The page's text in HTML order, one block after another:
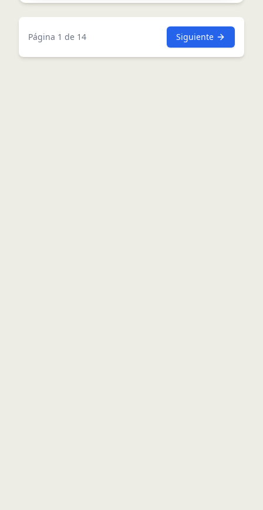
Página 1 de 14 Siguiente